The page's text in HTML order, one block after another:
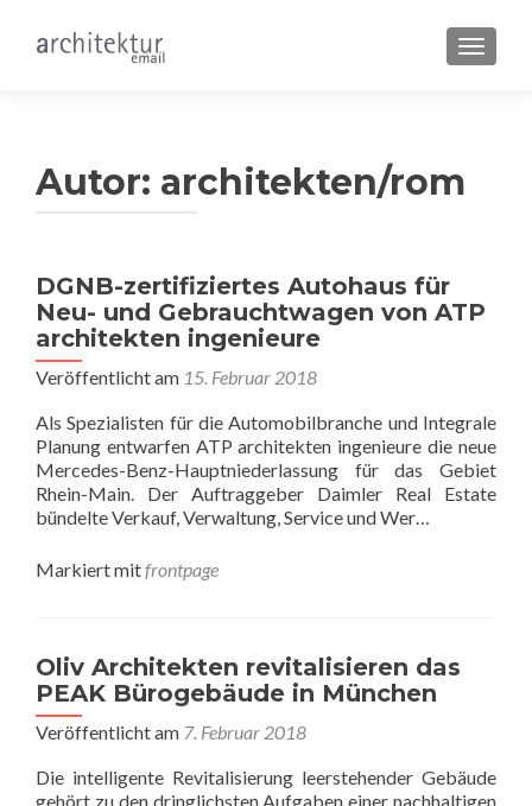
Autor: architekten/rom
DGNB-zertifiziertes Autohaus für
Neu- und Gebrauchtwagen von ATP
architekten ingenieure
Veröffentlicht am 15. Februar 2018
Als Spezialisten für die Automobilbranche und Integrale
Planung entwarfen ATP architekten ingenieure die neue
Mercedes-Benz-Hauptniederlassung für das Gebiet
Rhein-Main. Der Auftraggeber Daimler Real Estate
bündelte Verkauf, Verwaltung, Service und Wer…
Markiert mitfrontpage
Oliv Architekten revitalisieren das
PEAK Bürogebäude in München
Veröffentlicht am 7. Februar 2018
Die intelligente Revitalisierung leerstehender Gebäude
gehört zu den dringlichsten Aufgaben einer nachhaltigen
Beitragsnavigation